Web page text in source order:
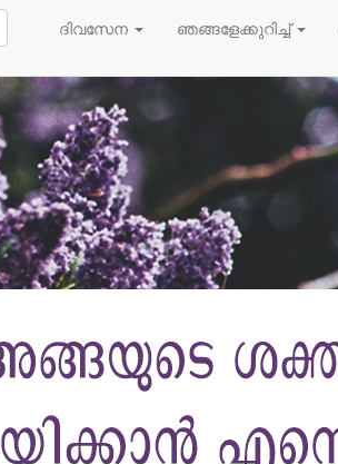
ദിവസേന ഞങ്ങളേക്കുറിച്ച്